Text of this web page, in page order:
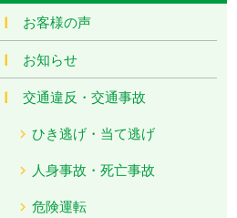
お客様の声
お知らせ
交通違反・交通事故
ひき逃げ・当て逃げ
人身事故・死亡事故
危険運転